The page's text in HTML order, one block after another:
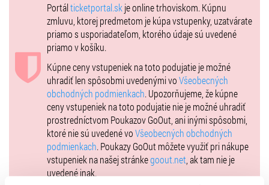
Portálticketportal.sk je online trhoviskom. Kúpnu
zmluvu, ktorej predmetom je kúpa vstupenky, uzatvárate
priamo s usporiadateľom, ktorého údaje sú uvedené
priamo v košíku.
Kúpne ceny vstupeniek na toto podujatie je možné
uhradiť len spôsobmi uvedenými voVšeobecných
obchodných podmienkach. Upozorňujeme, že kúpne
ceny vstupeniek na toto podujatie nie je možné uhradiť
prostredníctvom Poukazov GoOut, ani inými spôsobmi,
ktoré nie sú uvedené voVšeobecných obchodných
podmienkach. Poukazy GoOut môžete využiť pri nákupe
vstupeniek na našej stránkegoout.net , ak tam nie je
uvedené inak.